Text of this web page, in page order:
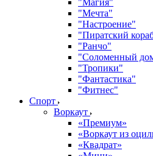
"Магия"
"Мечта"
"Настроение"
"Пиратский
"Ранчо"
"Соломенный
"Тропики"
"Фантастика"
"Фитнес"
Спорт
Воркаут
«Премиум»
«Воркаут из
«Квадрат»